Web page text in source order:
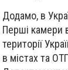
Додамо, в
Перші камери
території
в містах та